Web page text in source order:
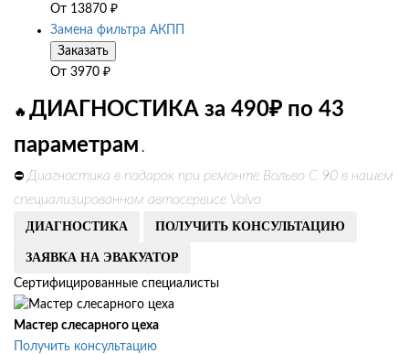
От 13870 ₽
Замена фильтра АКПП
Заказать
От 3970 ₽
🔥 ДИАГНОСТИКА за 490₽ по 43
параметрам .
⛔ Диагностика в подарок при ремонте Вольво С 90 в нашем
специализированном автосервисе Volvo
ДИАГНОСТИКА ПОЛУЧИТЬ КОНСУЛЬТАЦИЮ
ЗАЯВКА НА ЭВАКУАТОР
Сертифицированные специалисты
Мастер слесарного цеха
Получить консультацию